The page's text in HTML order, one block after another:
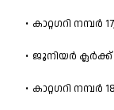
കാറ്റഗറി
ജൂനിയർ ക്ലർക്ക്
കാറ്റഗറി